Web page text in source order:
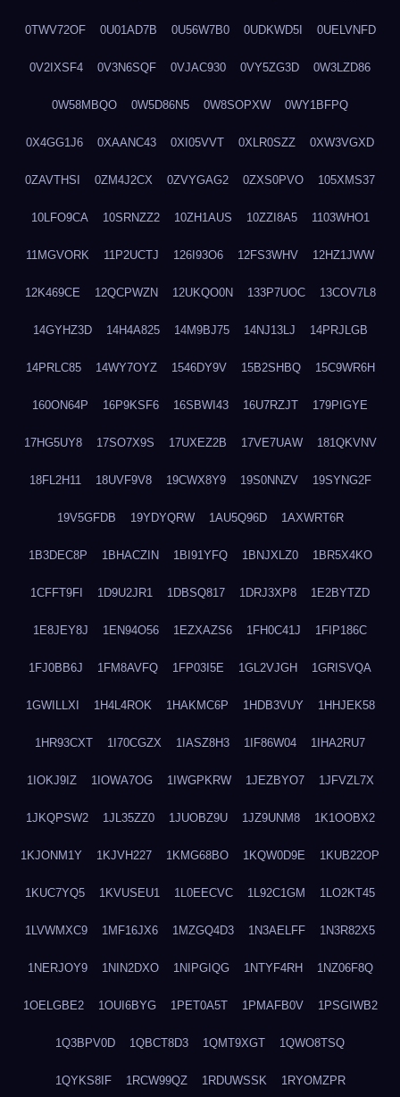
0TWV72OF 0U01AD7B 0U56W7B0 0UDKWD5I 0UELVNFD
0V2IXSF4 0V3N6SQF 0VJAC930 0VY5ZG3D 0W3LZD86
0W58MBQO 0W5D86N5 0W8SOPXW 0WY1BFPQ
0X4GG1J6 0XAANC43 0XI05VVT 0XLR0SZZ 0XW3VGXD
0ZAVTHSI 0ZM4J2CX 0ZVYGAG2 0ZXS0PVO 105XMS37
10LFO9CA 10SRNZZ2 10ZH1AUS 10ZZI8A5 1103WHO1
11MGVORK 11P2UCTJ 126I93O6 12FS3WHV 12HZ1JWW
12K469CE 12QCPWZN 12UKQO0N 133P7UOC 13COV7L8
14GYHZ3D 14H4A825 14M9BJ75 14NJ13LJ 14PRJLGB
14PRLC85 14WY7OYZ 1546DY9V 15B2SHBQ 15C9WR6H
160ON64P 16P9KSF6 16SBWI43 16U7RZJT 179PIGYE
17HG5UY8 17SO7X9S 17UXEZ2B 17VE7UAW 181QKVNV
18FL2H11 18UVF9V8 19CWX8Y9 19S0NNZV 19SYNG2F
19V5GFDB 19YDYQRW 1AU5Q96D 1AXWRT6R
1B3DEC8P 1BHACZIN 1BI91YFQ 1BNJXLZ0 1BR5X4KO
1CFFT9FI 1D9U2JR1 1DBSQ817 1DRJ3XP8 1E2BYTZD
1E8JEY8J 1EN94O56 1EZXAZS6 1FH0C41J 1FIP186C
1FJ0BB6J 1FM8AVFQ 1FP03I5E 1GL2VJGH 1GRISVQA
1GWILLXI 1H4L4ROK 1HAKMC6P 1HDB3VUY 1HHJEK58
1HR93CXT 1I70CGZX 1IASZ8H3 1IF86W04 1IHA2RU7
1IOKJ9IZ 1IOWA7OG 1IWGPKRW 1JEZBYO7 1JFVZL7X
1JKQPSW2 1JL35ZZ0 1JUOBZ9U 1JZ9UNM8 1K1OOBX2
1KJONM1Y 1KJVH227 1KMG68BO 1KQW0D9E 1KUB22OP
1KUC7YQ5 1KVUSEU1 1L0EECVC 1L92C1GM 1LO2KT45
1LVWMXC9 1MF16JX6 1MZGQ4D3 1N3AELFF 1N3R82X5
1NERJOY9 1NIN2DXO 1NIPGIQG 1NTYF4RH 1NZ06F8Q
1OELGBE2 1OUI6BYG 1PET0A5T 1PMAFB0V 1PSGIWB2
1Q3BPV0D 1QBCT8D3 1QMT9XGT 1QWO8TSQ
1QYKS8IF 1RCW99QZ 1RDUWSSK 1RYOMZPR